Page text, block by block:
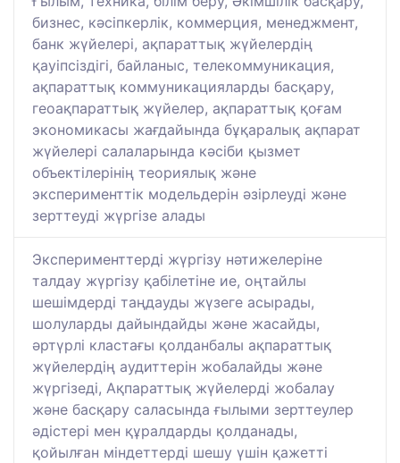
бизнес, кәсіпкерлік, коммерция, менеджмент,
банк жүйелері, ақпараттық жүйелердің
қауіпсіздігі, байланыс, телекоммуникация,
ақпараттық коммуникацияларды басқару,
геоақпараттық жүйелер, ақпараттық қоғам
экономикасы жағдайында бұқаралық ақпарат
жүйелері салаларында кәсіби қызмет
объектілерінің теориялық және
эксперименттік модельдерін әзірлеуді және
зерттеуді жүргізе алады
Эксперименттерді жүргізу нәтижелеріне
талдау жүргізу қабілетіне ие, оңтайлы
шешімдерді таңдауды жүзеге асырады,
шолуларды дайындайды және жасайды,
әртүрлі кластағы қолданбалы ақпараттық
жүйелердің аудиттерін жобалайды және
жүргізеді, Ақпараттық жүйелерді жобалау
және басқару саласында ғылыми зерттеулер
әдістері мен құралдарды қолданады,
қойылған міндеттерді шешу үшін қажетті